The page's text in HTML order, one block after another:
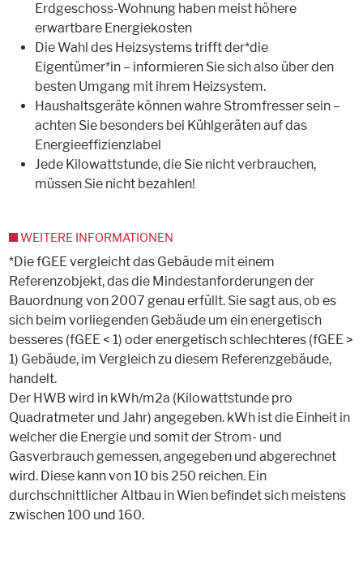
Erdgeschoss-Wohnung haben meist höhere
erwartbare Energiekosten
Die Wahl des Heizsystems trifft der*die
Eigentümer*in – informieren Sie sich also über den
besten Umgang mit ihrem Heizsystem.
Haushaltsgeräte können wahre Stromfresser sein –
achten Sie besonders bei Kühlgeräten auf das
Energieeffizienzlabel
Jede Kilowattstunde, die Sie nicht verbrauchen,
müssen Sie nicht bezahlen!
WEITERE INFORMATIONEN
*Die fGEE vergleicht das Gebäude mit einem
Referenzobjekt, das die Mindestanforderungen der
Bauordnung von 2007 genau erfüllt. Sie sagt aus, ob es
sich beim vorliegenden Gebäude um ein energetisch
besseres (fGEE < 1) oder energetisch schlechteres (fGEE >
1) Gebäude, im Vergleich zu diesem Referenzgebäude,
handelt.
Der HWB wird in kWh/m2a (Kilowattstunde pro
Quadratmeter und Jahr) angegeben. kWh ist die Einheit in
welcher die Energie und somit der Strom- und
Gasverbrauch gemessen, angegeben und abgerechnet
wird. Diese kann von 10 bis 250 reichen. Ein
durchschnittlicher Altbau in Wien befindet sich meistens
zwischen 100 und 160.